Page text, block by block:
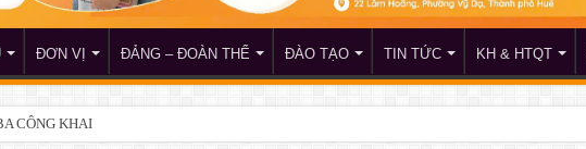
ĐƠN VỊ ĐẢNG – ĐOÀN THỂ ĐÀO TẠO TIN TỨC KH & HTQT
CÔNG KHAI